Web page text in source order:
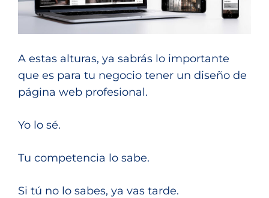
A estas alturas, ya sabrás lo importante
que es para tu negocio tener un diseño de
página web profesional.
Yo lo sé.
Tu competencia lo sabe.
Si tú no lo sabes, ya vas tarde.